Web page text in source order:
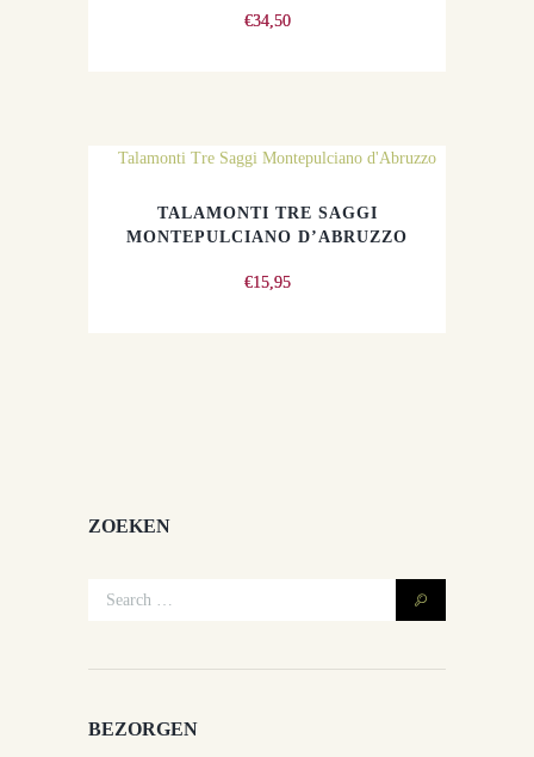
€34,50
TALAMONTI TRE SAGGI
MONTEPULCIANO D’ABRUZZO
€15,95
ZOEKEN
BEZORGEN